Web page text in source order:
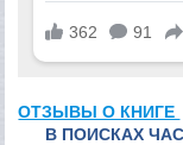
ОТЗЫВЫ О КНИГЕ
В ПОИСКАХ